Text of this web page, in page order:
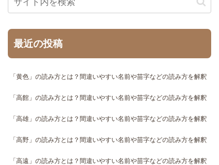
最近の投稿
「黄色」の読み方とは？間違いやすい名前や苗字などの読み方を解釈
「高館」の読み方とは？間違いやすい名前や苗字などの読み方を解釈
「高雄」の読み方とは？間違いやすい名前や苗字などの読み方を解釈
「高野」の読み方とは？間違いやすい名前や苗字などの読み方を解釈
「高遠」の読み方とは？間違いやすい名前や苗字などの読み方を解釈